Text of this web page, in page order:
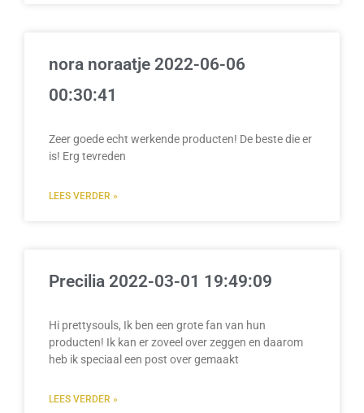
nora noraatje 2022-06-06
00:30:41
Zeer goede echt werkende producten! De beste die er
is! Erg tevreden
LEES VERDER »
Precilia 2022-03-01 19:49:09
Hi prettysouls, Ik ben een grote fan van hun
producten! Ik kan er zoveel over zeggen en daarom
heb ik speciaal een post over gemaakt
LEES VERDER »